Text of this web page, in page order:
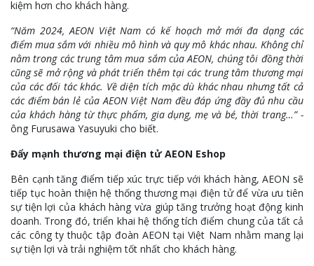
kiệm hơn cho khách hàng.
“Năm 2024, AEON Việt Nam có kế hoạch mở mới đa dạng các
điểm mua sắm với nhiều mô hình và quy mô khác nhau. Không chỉ
nằm trong các trung tâm mua sắm của AEON, chúng tôi đồng thời
cũng sẽ mở rộng và phát triển thêm tại các trung tâm thương mại
của các đối tác khác. Về diện tích mặc dù khác nhau nhưng tất cả
các điểm bán lẻ của AEON Việt Nam đều đáp ứng đầy đủ nhu cầu
của khách hàng từ thực phẩm, gia dụng, mẹ và bé, thời trang…” -
ông Furusawa Yasuyuki cho biết.
Đẩy mạnh thương mại điện tử AEON Eshop
Bên cạnh tăng điểm tiếp xúc trực tiếp với khách hàng, AEON sẽ
tiếp tục hoàn thiện hệ thống thương mại điện tử để vừa ưu tiên
sự tiện lợi của khách hàng vừa giúp tăng trưởng hoạt động kinh
doanh. Trong đó, triển khai hệ thống tích điểm chung của tất cả
các công ty thuộc tập đoàn AEON tại Việt Nam nhằm mang lại
sự tiện lợi và trải nghiệm tốt nhất cho khách hàng.